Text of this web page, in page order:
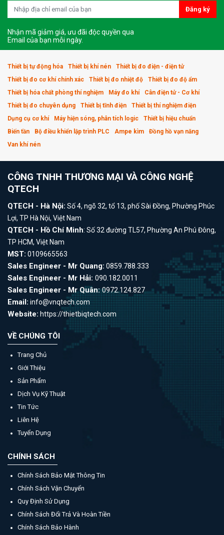
Đăng ký
Nhận mã giảm giá, ưu đãi độc quyền qua
Email của bạn mỗi ngày.
Thiết bị tự động hóa Thiết bị khí nén
Thiết bị đo điện - điện tử
Thiết bị đo cơ khí chính xác
Thiết bị đo nhiệt độ
Thiết bị đo độ ẩm
Thiết bị hóa chất phòng thí nghiệm
Máy đo khí
Cân điện tử - Cơ khí
Thiết bị đo chuyên dụng
Thiết bị tĩnh điện
Thiết bị thí nghiệm điện
Dụng cụ cơ khí
Máy hiện sóng, phân tích logic
Thiết bị hiệu chuẩn
Biến tần
Bộ điều khiển lập trình PLC Ampe kìm
Đồng hồ vạn năng
Van khí nén
CÔNG TNHH THƯƠNG MẠI VÀ CÔNG NGHỆ
QTECH
QTECH - Hà Nội: Số 4, ngõ 32, tổ 13, phố Sài Đồng, Phường Phúc
Lợi, TP Hà Nội, Việt Nam
QTECH - Hồ Chí Minh: Số 32 đường TL57, Phường An Phú Đông,
TP HCM, Việt Nam
MST: 0109665563
Sales Engineer - Mr Quang: 0859.788.333
Sales Engineer - Mr Hải: 090.182.0011
Sales Engineer - Mr Quân:0972.124.827
Email: info@vnqtech.com
Website: https://thietbiqtech.com
VỀ CHÚNG TÔI
Trang Chủ
Giới Thiệu
Sản Phẩm
Dịch Vụ Kỹ Thuật
Tin Tức
Liên Hệ
Tuyển Dụng
CHÍNH SÁCH
Chính Sách Bảo Mật Thông Tin
Chính Sách Vận Chuyển
Quy Định Sử Dụng
Chính Sách Đổi Trả Và Hoàn Tiền
Chính Sách Bảo Hành